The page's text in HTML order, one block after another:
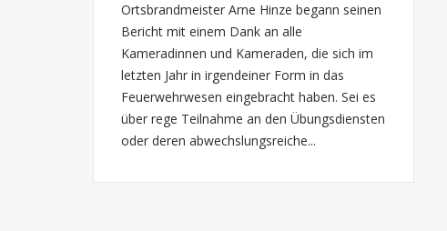
Ortsbrandmeister Arne Hinze begann seinen
Bericht mit einem Dank an alle
Kameradinnen und Kameraden, die sich im
letzten Jahr in irgendeiner Form in das
Feuerwehrwesen eingebracht haben. Sei es
über rege Teilnahme an den Übungsdiensten
oder deren abwechslungsreiche...